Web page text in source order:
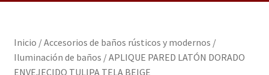
Regalo personalizado, estuches copas grabadas, regalo
Accesorios de baños rústicos y modernos
Inicio /Accesorios de baños rústicos y modernos /
Iluminación de baños /APLIQUE PARED LATÓN DORADO
ENVEJECIDO TULIPA TELA BEIGE